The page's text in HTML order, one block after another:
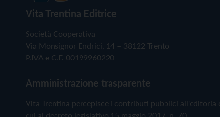
Vita Trentina Editrice
Società Cooperativa
Via Monsignor Endrici, 14 – 38122 Trento
P.IVA e C.F. 00199960220
Amministrazione trasparente
Vita Trentina percepisce i contributi pubblici all'editoria
cui al decreto legislativo 15 maggio 2017, n. 70.